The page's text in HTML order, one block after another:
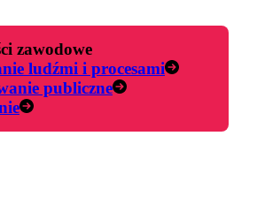
zawodowe
ludźmi i procesami
publiczne